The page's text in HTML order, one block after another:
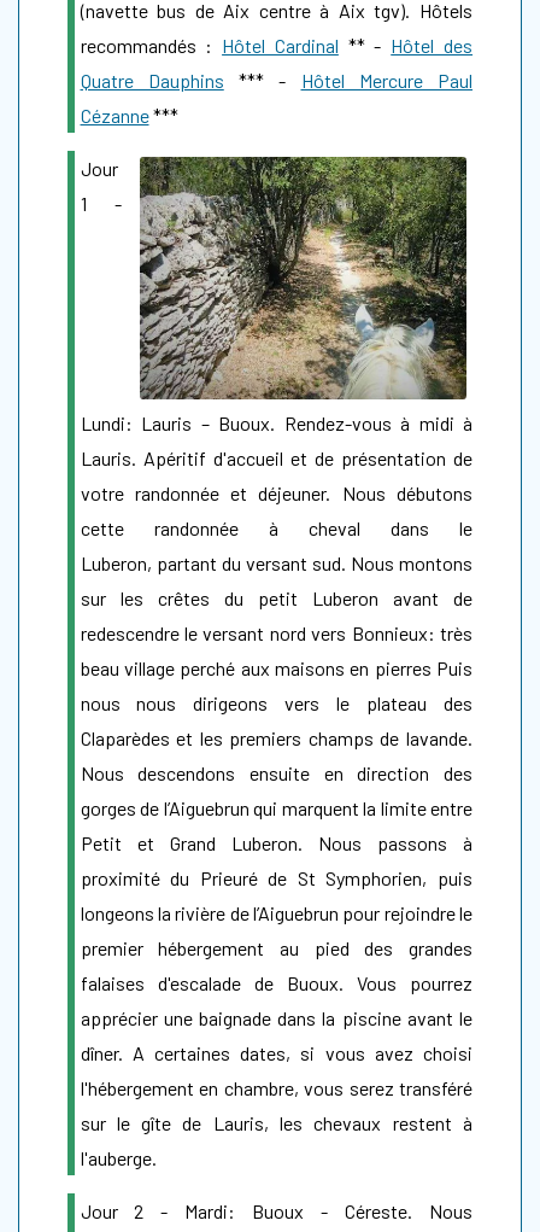
(navette bus de Aix centre à Aix tgv). Hôtels
recommandés : Hôtel Cardinal ** - Hôtel des
Quatre Dauphins *** - Hôtel Mercure Paul
Cézanne***
Jour
1 -
Lundi: Lauris – Buoux. Rendez-vous à midi à
Lauris. Apéritif d'accueil et de présentation de
votre randonnée et déjeuner. Nous débutons
cette randonnée à cheval dans le
Luberon, partant du versant sud. Nous montons
sur les crêtes du petit Luberon avant de
redescendre le versant nord vers Bonnieux: très
beau village perché aux maisons en pierres Puis
nous nous dirigeons vers le plateau des
Claparèdes et les premiers champs de lavande.
Nous descendons ensuite en direction des
gorges de l’Aiguebrun qui marquent la limite entre
Petit et Grand Luberon. Nous passons à
proximité du Prieuré de St Symphorien, puis
longeons la rivière de l’Aiguebrun pour rejoindre le
premier hébergement au pied des grandes
falaises d'escalade de Buoux. Vous pourrez
apprécier une baignade dans la piscine avant le
dîner. A certaines dates, si vous avez choisi
l'hébergement en chambre, vous serez transféré
sur le gîte de Lauris, les chevaux restent à
l'auberge.
Jour 2 - Mardi: Buoux - Céreste. Nous